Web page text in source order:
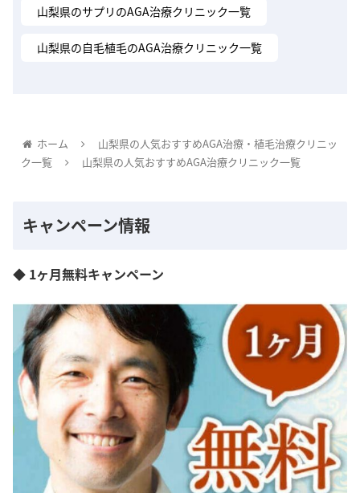
山梨県のサプリのAGA治療クリニック一覧
山梨県の自毛植毛のAGA治療クリニック一覧
ホーム
山梨県の人気おすすめAGA治療・植毛治療クリニッ
ク一覧
山梨県の人気おすすめAGA治療クリニック一覧
キャンペーン情報
◆ 1ヶ月無料キャンペーン